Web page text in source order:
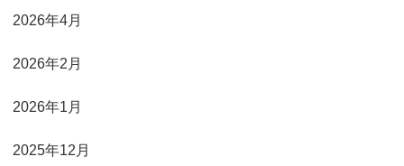
2026年4月
2026年2月
2026年1月
2025年12月